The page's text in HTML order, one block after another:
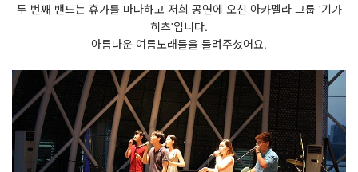
두 번째 밴드는 휴가를 마다하고 저희 공연에 오신 아카펠라 그룹 '기가
히츠'입니다.
아름다운 여름노래들을 들려주셨어요.